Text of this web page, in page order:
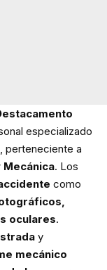
especializado
, perteneciente a
. Los
como
oculares.
y
mecánico